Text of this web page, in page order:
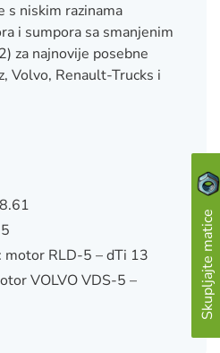
s niskim razinama
i sumpora sa smanjenim
za najnovije posebne
Volvo, Renault-Trucks i
motor RLD-5 – dTi 13
VOLVO VDS-5 –
Skupljajte matice